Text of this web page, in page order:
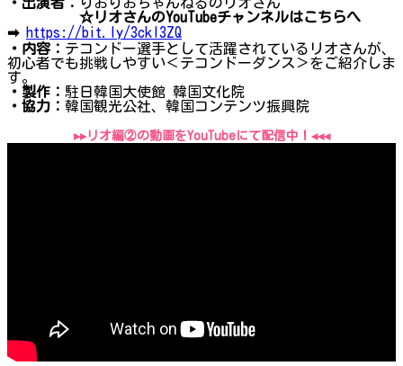
☆リオさんのYouTubeチャンネルはこちらへ
➡ https://bit.ly/3ckl3ZQ
・内容： テコンドー選手として活躍されているリオさんが、
初心者でも挑戦しやすい＜テコンドーダンス＞をご紹介しま
す。
・製作： 駐日韓国大使館 韓国文化院
・協力： 韓国観光公社、韓国コンテンツ振興院
▸▸リオ編②の動画をYouTubeにて配信中！◂◂◂